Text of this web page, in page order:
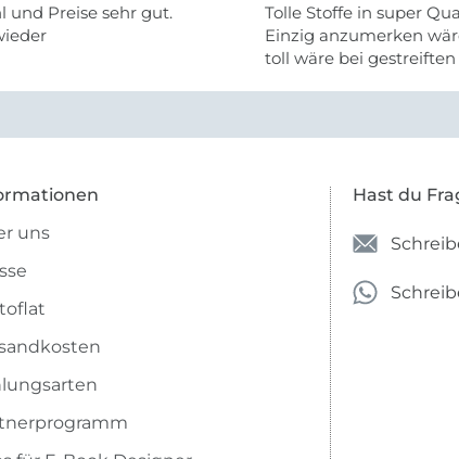
und Preise sehr gut.
Tolle Stoffe in super
Einzig anzumerken
toll wäre bei gestreiften
uns
Hast du